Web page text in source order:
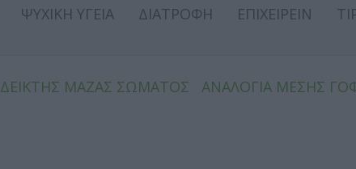
ΨΥΧΙΚΗ ΥΓΕΙΑ ΔΙΑΤΡΟΦΗ ΕΠΙΧΕΙΡΕΙΝ
ΔΕΙΚΤΗΣ ΜΑΖΑΣ ΣΩΜΑΤΟΣ
ΑΝΑΛΟΓΙΑ ΜΕΣΗΣ